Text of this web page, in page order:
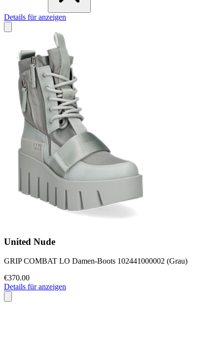
Details für anzeigen
United Nude
GRIP COMBAT LO Damen-Boots 102441000002 (Grau)
€370.00
Details für anzeigen